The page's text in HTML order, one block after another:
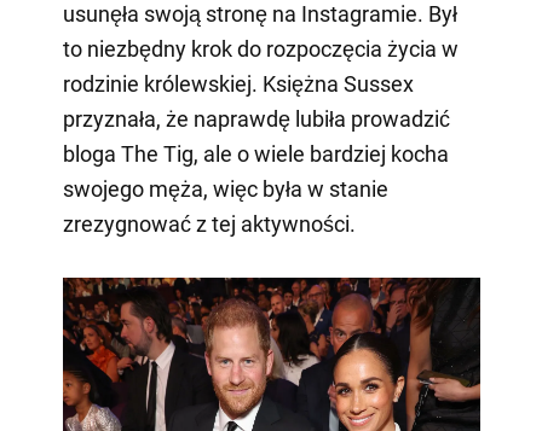
usunęła swoją stronę na Instagramie. Był
to niezbędny krok do rozpoczęcia życia w
rodzinie królewskiej. Księżna Sussex
przyznała, że naprawdę lubiła prowadzić
bloga The Tig, ale o wiele bardziej kocha
swojego męża, więc była w stanie
zrezygnować z tej aktywności.